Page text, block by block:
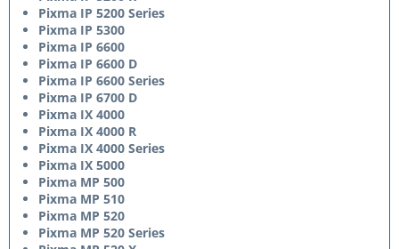
Pixma IP 5200 Series
Pixma IP 5300
Pixma IP 6600
Pixma IP 6600 D
Pixma IP 6600 Series
Pixma IP 6700 D
Pixma IX 4000
Pixma IX 4000 R
Pixma IX 4000 Series
Pixma IX 5000
Pixma MP 500
Pixma MP 510
Pixma MP 520
Pixma MP 520 Series